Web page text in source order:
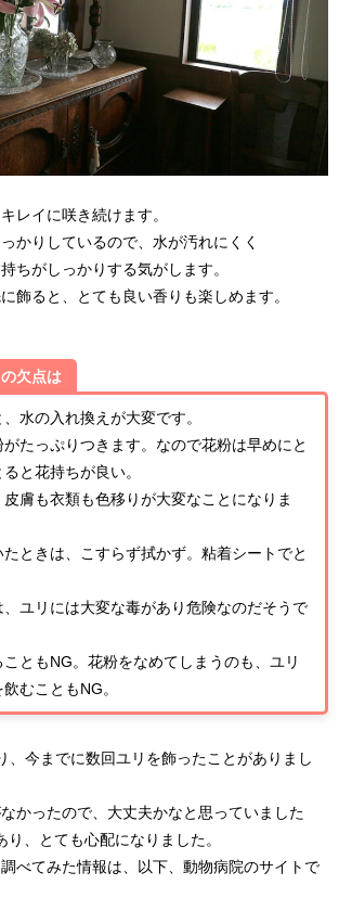
レイに咲き続けます。
かりしているので、水が汚れにくく
ちがしっかりする気がします。
飾ると、とても良い香りも楽しめます。
欠点は
、水の入れ換えが大変です。
がたっぷりつきます。なので花粉は早めにと
と花持ちが良い。
皮膚も衣類も色移りが大変なことになりま
ときは、こすらず拭かず。粘着シートでと
、ユリには大変な毒があり危険なのだそうで
ともNG。花粉をなめてしまうのも、ユリ
むこともNG。
、今までに数回ユリを飾ったことがありまし
かったので、大丈夫かなと思っていました
り、とても心配になりました。
べてみた情報は、以下、動物病院のサイトで